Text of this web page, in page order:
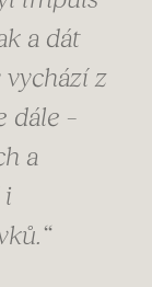
a dát
z
dále –
a
i